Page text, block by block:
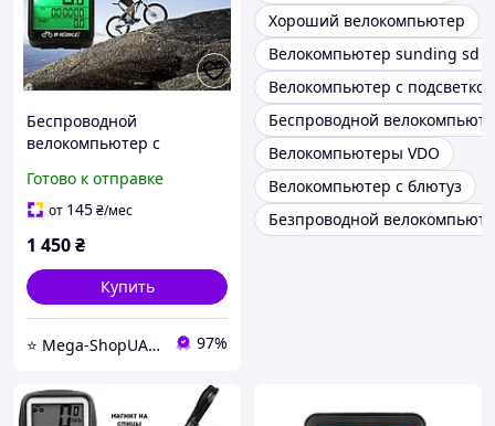
Беспроводной
велокомпьютер с
велосипедный
компьютер, спидометр на
Готово к отправке
от 145₴/мес
1 450₴
Купить
⭐️ Mega-ShopUA.com.ua 97%
Хороший велокомпьютер
Велокомпьютер sunding sd
Велокомпьютер с подсветкой
Беспроводной
Велокомпьютеры VDO
Велокомпьютер с блютуз
Безпроводной